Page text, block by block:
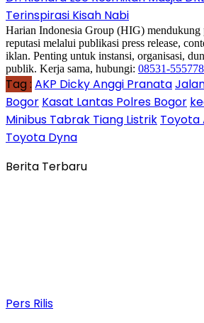
Terinspirasi Kisah Nabi
Harian Indonesia Group (HIG) mendukung
reputasi melalui publikasi press release,
iklan. Penting untuk instansi, organisasi,
publik. Kerja sama, hubungi: 08531-
Tag : AKP Dicky Anggi Pranata
Bogor Kasat Lantas Polres Bogor
Minibus Tabrak Tiang Listrik Toyota
Toyota Dyna
Berita Terbaru
Pers Rilis